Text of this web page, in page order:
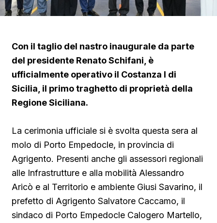
Con il taglio del nastro inaugurale da parte
del presidente Renato Schifani, è
ufficialmente operativo il Costanza I di
Sicilia, il primo traghetto di proprietà della
Regione Siciliana.
La cerimonia ufficiale si è svolta questa sera al
molo di Porto Empedocle, in provincia di
Agrigento. Presenti anche gli assessori regionali
alle Infrastrutture e alla mobilità Alessandro
Aricò e al Territorio e ambiente Giusi Savarino, il
prefetto di Agrigento Salvatore Caccamo, il
sindaco di Porto Empedocle Calogero Martello,